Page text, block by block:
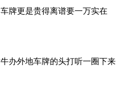
牌更是贵得离谱要一万实在
办外地车牌的头打听一圈下来